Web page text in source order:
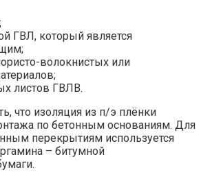
ГВЛ, который является
волокнистых или
листов ГВЛВ.
что изоляция из п/э плёнки
по бетонным основаниям. Для
перекрытиям используется
– битумной